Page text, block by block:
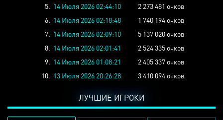
5. 14 Июля 2026 02:44:10
2 273 481 очков
6. 14 Июля 2026 02:18:48
1 740 194 очков
7. 14 Июля 2026 02:09:10
5 137 020 очков
8. 14 Июля 2026 02:01:41
2 524 335 очков
9. 14 Июля 2026 01:08:21
2 405 337 очков
10. 13 Июля 2026 20:26:28 3 410 094 очков
ЛУЧШИЕ ИГРОКИ